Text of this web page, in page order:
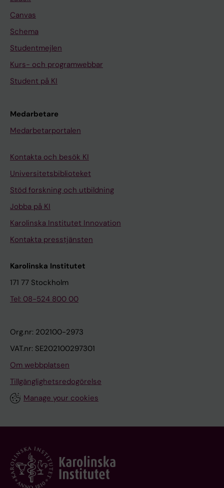
Canvas
Schema
Studentmejlen
Kurs- och programwebbar
Student på KI
Medarbetare
Medarbetarportalen
Kontakta och besök KI
Universitetsbiblioteket
Stöd forskning och utbildning
Jobba på KI
Karolinska Institutet Innovation
Kontakta presstjänsten
Karolinska Institutet
171 77 Stockholm
Tel: 08-524 800 00
Org.nr: 202100-2973
VAT.nr: SE202100297301
Om webbplatsen
Tillgänglighetsredogörelse
Manage your cookies